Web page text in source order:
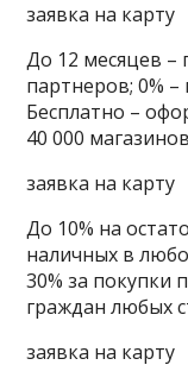
заявка на карту
До 12 месяцев –
партнеров; 0%
Бесплатно –
40 000
заявка на карту
До 10% на
наличных в
30% за покупки
граждан любых
заявка на карту